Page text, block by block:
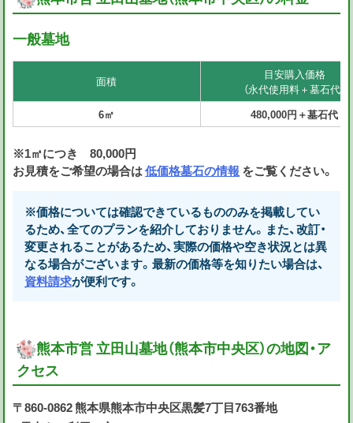
一般墓地
面積
目安購入価格
（永代使用料＋墓石代）
6㎡
480,000円＋墓石代
※1㎡につき 80,000円
お見積をご希望の場合は低価格墓石の情報 をご覧ください。
※価格については確認できているもののみを掲載してい
るため、全てのプランを紹介しておりません。また、改訂・
変更されることがあるため、実際の価格や空き状況とは異
なる場合がございます。最新の価格等を知りたい場合は、
資料請求が便利です。
熊本市営 立田山墓地（熊本市中央区）の地図・ア
クセス
〒860-0862 熊本県熊本市中央区黒髪7丁目763番地